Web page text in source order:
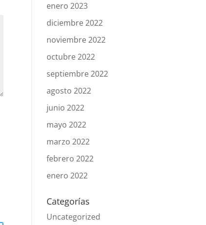
enero 2023
diciembre 2022
noviembre 2022
octubre 2022
septiembre 2022
agosto 2022
junio 2022
mayo 2022
marzo 2022
febrero 2022
enero 2022
Categorías
Uncategorized